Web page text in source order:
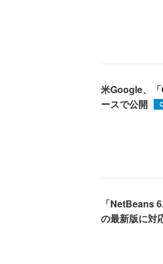
米Google、
ースで公開
「NetBeans
の最新版に対